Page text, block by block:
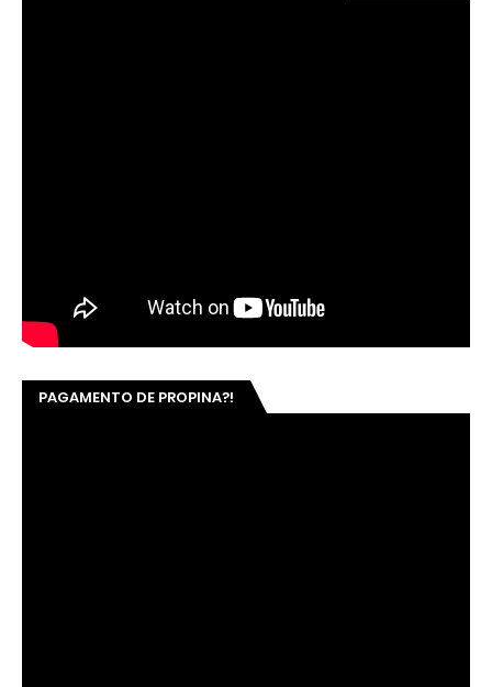
PAGAMENTO DE PROPINA?!